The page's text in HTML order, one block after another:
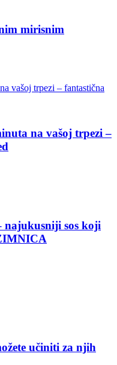
mirisnim
na vašoj trpezi –
sos koji
učiniti za njih